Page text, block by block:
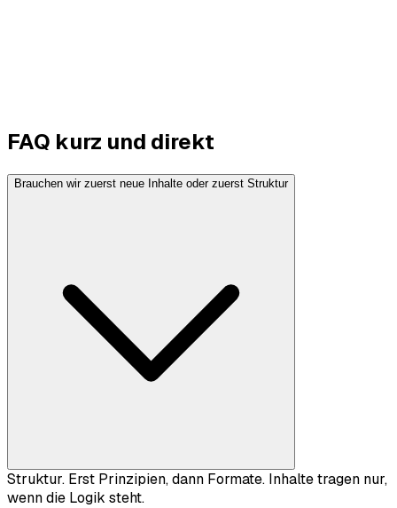
FAQ kurz und direkt
Brauchen wir zuerst neue Inhalte oder zuerst Struktur
Struktur. Erst Prinzipien, dann Formate. Inhalte tragen nur,
wenn die Logik steht.